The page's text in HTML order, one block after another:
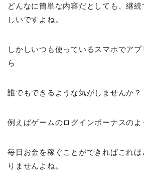
どんなに簡単な内容だとしても、継
しいですよね。
しかしいつも使っているスマホでア
ら
誰でもできるような気がしませんか？
例えばゲームのログインボーナスの
毎日お金を稼ぐことができればこれ
りませんよね。